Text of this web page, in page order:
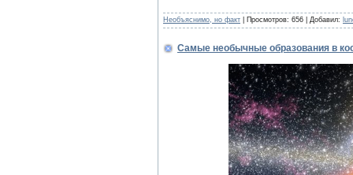
Необъяснимо, но факт | Просмотров: 656 | Добавил:
Самые необычные образования в